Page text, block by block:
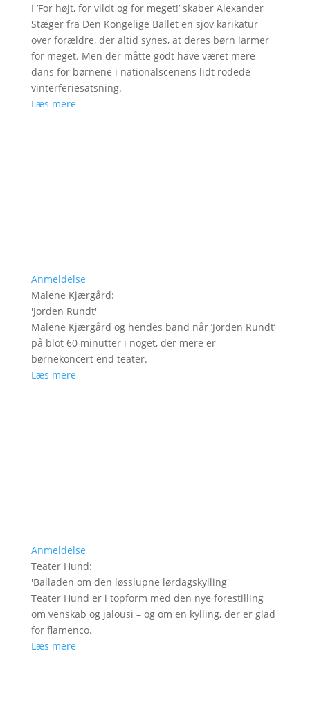
I ’For højt, for vildt og for meget!’ skaber Alexander
Stæger fra Den Kongelige Ballet en sjov karikatur
over forældre, der altid synes, at deres børn larmer
for meget. Men der måtte godt have været mere
dans for børnene i nationalscenens lidt rodede
vinterferiesatsning.
Læs mere
Anmeldelse
Malene Kjærgård:
'Jorden Rundt'
Malene Kjærgård og hendes band når ’Jorden Rundt’
på blot 60 minutter i noget, der mere er
børnekoncert end teater.
Læs mere
Anmeldelse
Teater Hund:
'Balladen om den løsslupne lørdagskylling'
Teater Hund er i topform med den nye forestilling
om venskab og jalousi – og om en kylling, der er glad
for flamenco.
Læs mere